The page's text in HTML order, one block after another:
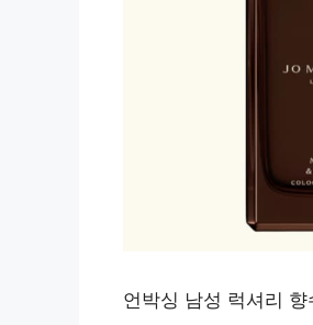
언박싱 남성 럭셔리